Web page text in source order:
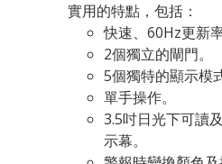
實用的特點，包括：
快速、60Hz更新率
2個獨立的閘門。
5個獨特的顯示模式
單手操作。
3.5吋日光下可讀
示幕。